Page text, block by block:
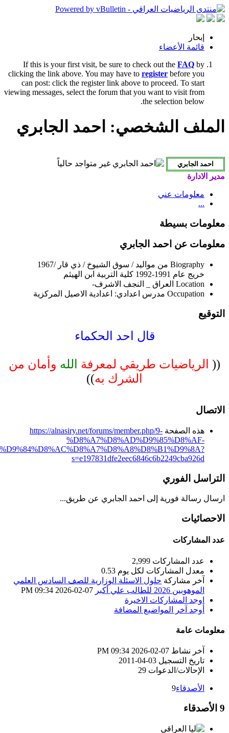
إبحار
قائمة الأعضاء
If this is your first visit, be sure to check out the FAQ by
clicking the link above. You may have to register before you
can post: click the register link above to proceed. To start
viewing messages, select the forum that you want to visit from
the selection below.
الملف الشخصي: احمد الجابري
مدير الادارة
معلومات عني
...
معلومات بسيطة
معلومات عن احمد الجابري
Biography من مواليد / سوق الشيوخ / ذي قار /1967
خريج عام 1991-1992 كلية التربية ابن الهيثم
Location العراق _ النجف الاشرف-
Occupation مدرس اعدادي: اعدادية الاصيل المركزية
التوقيع
قال احد الحكماء
(( الرياضيات طريقي لمعرفة الله وأمان من
الشرك به))
الاتصال
هذه الصفحة https://alnasiry.net/forums/member.php/9-
%D8%A7%D8%AD%D9%85%D8%AF-
s=e197831dfe2eec6846c6b2249cba926d
التراسل الفوري
ارسال رسالة فورية إلى احمد الجابري عن طريق...
الاحصائيات
عدد المشاركات
عدد المشاركات 2,999
معدل المشاركات لكل يوم 0.53
آخر مشاركة حلول الاسئلة الوزارية للصف السادس العلمي
الموهوبين 2026 للطالب علي أكبر
09:34 PM
اوجد المشاركات الاخيرة
أوجد آخر المواضيع المضافة
معلومات عامة
آخر نشاط 07-02-2026
09:34 PM
تاريخ التسجيل 03-04-2011
الإحالات/الدعوات 29
الأصدقاء9
9 الأصدقاء